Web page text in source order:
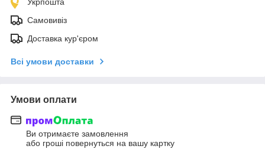
Самовивіз
Доставка кур'єром
Всі умови доставки
Умови оплати
Ви отримаєте замовлення
або гроші повернуться на вашу картку